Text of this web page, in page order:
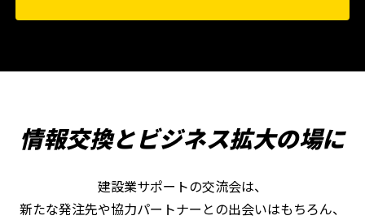
情報交換とビジネス拡大の場に
建設業サポートの交流会は、
新たな発注先や協力パートナーとの出会いはもちろん、